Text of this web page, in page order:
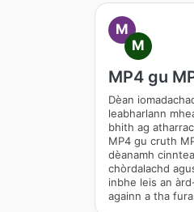
M
M
MP4 gu
Dèan
leabharlann
bhith ag
MP4 gu cruth
dèanamh
chòrdalachd
inbhe leis an
againn a tha